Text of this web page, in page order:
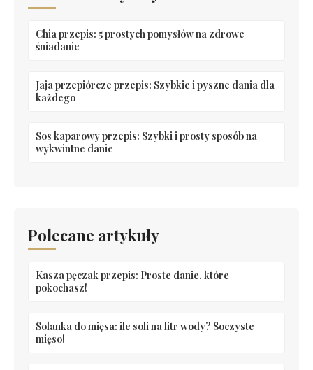
Chia przepis: 5 prostych pomysłów na zdrowe
śniadanie
Jaja przepiórcze przepis: Szybkie i pyszne dania dla
każdego
Sos kaparowy przepis: Szybki i prosty sposób na
wykwintne danie
Polecane artykuły
Kasza pęczak przepis: Proste danie, które
pokochasz!
Solanka do mięsa: ile soli na litr wody? Soczyste
mięso!